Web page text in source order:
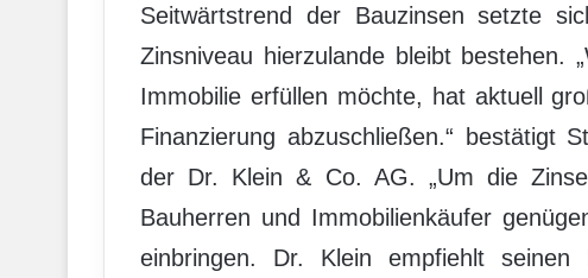
Seitwärtstrend der Bauzinsen setzte
Zinsniveau hierzulande bleibt bestehen.
Immobilie erfüllen möchte, hat aktuell
Finanzierung abzuschließen.“ bestätigt
der Dr. Klein & Co. AG. „Um die
Bauherren und Immobilienkäufer
einbringen. Dr. Klein empfiehlt seinen